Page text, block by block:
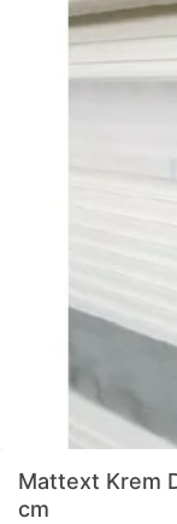
Mattext Krem
cm